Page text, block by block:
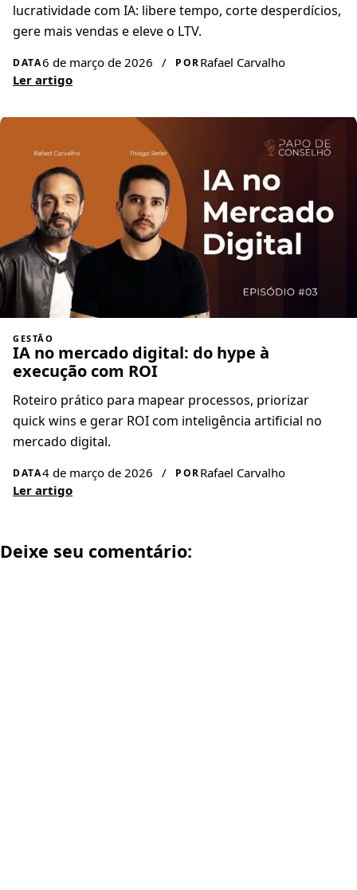
lucratividade com IA: libere tempo, corte desperdícios,
gere mais vendas e eleve o LTV.
DATA6 de março de 2026 / PORRafael Carvalho
Ler artigo
GESTÃO
IA no mercado digital: do hype à
execução com ROI
Roteiro prático para mapear processos, priorizar
quick wins e gerar ROI com inteligência artificial no
mercado digital.
DATA4 de março de 2026 / PORRafael Carvalho
Ler artigo
Deixe seu comentário: